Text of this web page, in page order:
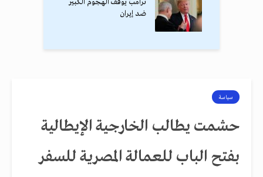
ترامب يوقف الهجوم الكبير
ضد إيران
سياسة
حشمت يطالب الخارجية الإيطالية
بفتح الباب للعمالة المصرية للسفر